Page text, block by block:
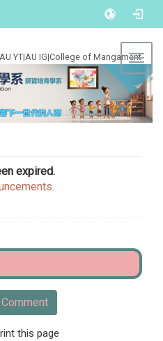
AU YT|AU IG|College of Mangament
expired.
this page